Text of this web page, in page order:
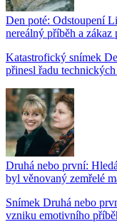
Den poté: Odstoupení
nereálný příběh a
Katastrofický snímek
přinesl řadu
Druhá nebo první:
byl věnovaný zemřelé
Snímek Druhá nebo
vzniku emotivního